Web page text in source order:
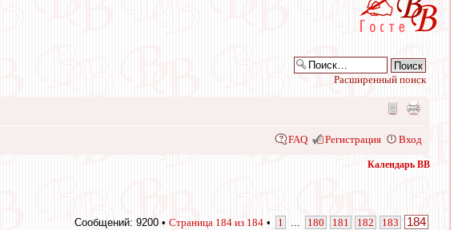
Расширенный поиск
FAQ Регистрация Вход
Календарь ВВ
Сообщений: 9200 • Страница 184 из 184 • 1 180 181 182 183 184